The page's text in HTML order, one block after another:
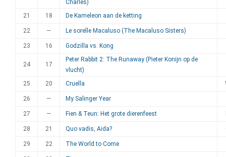
Charles)
21 18 De Kameleon aan de ketting
22 — Le sorelle Macaluso (The Macaluso Sisters)
23 16 Godzilla vs. Kong
24 17
Peter Rabbit 2: The Runaway (Pieter Konijn op de
vlucht)
25
20 Cruella
26 — My Salinger Year
27 — Fien & Teun: Het grote dierenfeest
28 21 Quo vadis, Aida?
29 22 The World to Come